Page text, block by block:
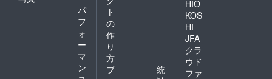
パ
フ
ォ
ー
マ
ン
ト
の
作
り
方
プ
統
HIO
KOS
HI
JFA
クラ
ウド
ファ